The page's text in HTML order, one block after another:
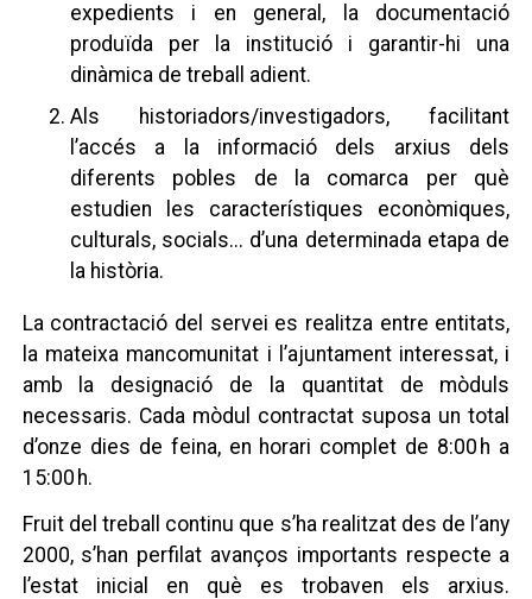
expedients i en general, la documentació
produïda per la institució i garantir-hi una
dinàmica de treball adient.
Als historiadors/investigadors, facilitant
l’accés a la informació dels arxius dels
diferents pobles de la comarca per què
estudien les característiques econòmiques,
culturals, socials... d’una determinada etapa de
la història.
La contractació del servei es realitza entre entitats,
la mateixa mancomunitat i l’ajuntament interessat, i
amb la designació de la quantitat de mòduls
necessaris. Cada mòdul contractat suposa un total
d’onze dies de feina, en horari complet de 8:00 h a
15:00 h.
Fruit del treball continu que s’ha realitzat des de l’any
2000, s’han perfilat avanços importants respecte a
l’estat inicial en què es trobaven els arxius.